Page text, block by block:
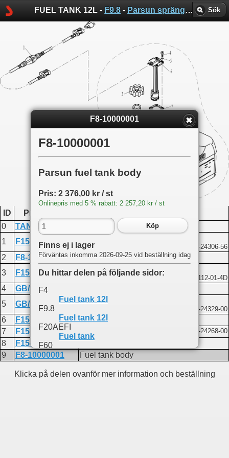
FUEL TANK 12L - F9.8 - Parsun sprängskisser Sök
ID Produktkod
0
TANK12L
Complete 12L tank with hose
1
F15-09000000
Kompatibel med Yamaha 6Y2-24306-56
2 F8-10000000
Portable fuel tank assembly 12 L
3
F15-10010000 Fuel tank cap assembly
Kompatibel med Yamaha 63V-43112-01-4D
4 GB/T818-M5X18
5
GB/T97.1-5 Washer 5
Kompatibel med Yamaha 6Y1-24329-00
6 F15-10020000
Oil level gauge assembly
7
F15-10000003 Gasket Kompatibel med Yamaha 6Y1-24268-00
8 F15-10000002
9
F8-10000001 Fuel tank body
Klicka på delen ovanför mer information och beställning
F8-10000001
F8-10000001
Parsun fuel tank body
Pris: 2 376,00 kr / st
Onlinepris med 5 % rabatt: 2 257,20 kr / st
Köp
Finns ej i lager
Förväntas inkomma 2026-09-25 vid beställning idag
Du hittar delen på följande sidor:
F4
Fuel tank 12l
F9.8
Fuel tank 12l
F20AEFI
Fuel tank
F60
Fuel tank (24l)